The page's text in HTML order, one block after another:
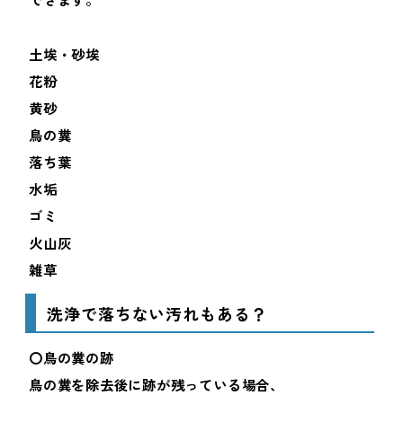
土埃・砂埃
花粉
黄砂
鳥の糞
落ち葉
水垢
ゴミ
火山灰
雑草
洗浄で落ちない汚れもある？
〇鳥の糞の跡
鳥の糞を除去後に跡が残っている場合、